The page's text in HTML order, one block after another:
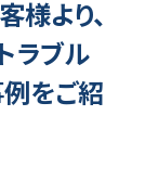
より、
ラブル
をご紹